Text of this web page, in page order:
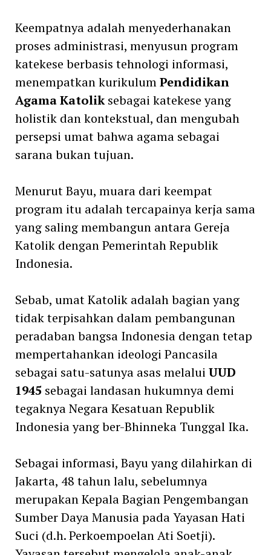
Keempatnya adalah menyederhanakan
proses administrasi, menyusun program
katekese berbasis tehnologi informasi,
menempatkan kurikulumPendidikan
Agama Katoliksebagai katekese yang
holistik dan kontekstual, dan mengubah
persepsi umat bahwa agama sebagai
sarana bukan tujuan.
Menurut Bayu, muara dari keempat
program itu adalah tercapainya kerja sama
yang saling membangun antara Gereja
Katolik dengan Pemerintah Republik
Indonesia.
Sebab, umat Katolik adalah bagian yang
tidak terpisahkan dalam pembangunan
peradaban bangsa Indonesia dengan tetap
mempertahankan ideologi Pancasila
sebagai satu-satunya asas melalui UUD
1945 sebagai landasan hukumnya demi
tegaknya Negara Kesatuan Republik
Indonesia yang ber-Bhinneka Tunggal Ika.
Sebagai informasi, Bayu yang dilahirkan di
Jakarta, 48 tahun lalu, sebelumnya
merupakan Kepala Bagian Pengembangan
Sumber Daya Manusia pada Yayasan Hati
Suci (d.h. Perkoempoelan Ati Soetji).